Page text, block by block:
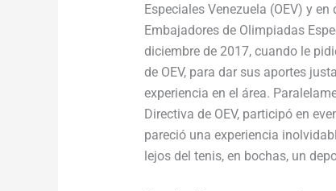
Especiales Venezuela (OEV) y
Embajadores de Olimpiadas
diciembre de 2017, cuando le
de OEV, para dar sus aportes
experiencia en el área.
Directiva de OEV, participó en
pareció una experiencia
lejos del tenis, en bochas, un